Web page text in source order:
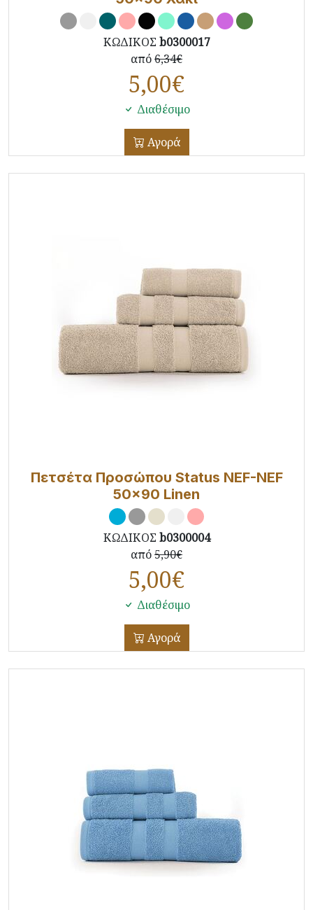
ΚΩΔΙΚΟΣ b0300017
από6,34€
5,00€
Διαθέσιμο
Αγορά
Πετσέτα Προσώπου Status NEF-NEF
50x90 Linen
ΚΩΔΙΚΟΣ b0300004
από5,90€
5,00€
Διαθέσιμο
Αγορά